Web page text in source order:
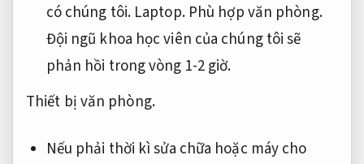
có chúng tôi. Laptop. Phù hợp văn phòng.
Đội ngũ khoa học viên của chúng tôi sẽ
phản hồi trong vòng 1-2 giờ.
Thiết bị văn phòng.
Nếu phải thời kì sửa chữa hoặc máy cho